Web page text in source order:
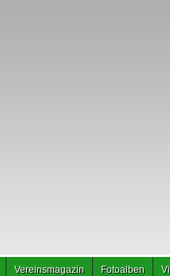
Vereinsmagazin Fotoalben